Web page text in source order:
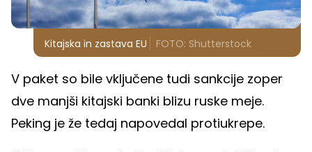
Kitajska in zastava EU FOTO: Shutterstock
V paket so bile vključene tudi sankcije zoper
dve manjši kitajski banki blizu ruske meje.
Peking je že tedaj napovedal protiukrepe.